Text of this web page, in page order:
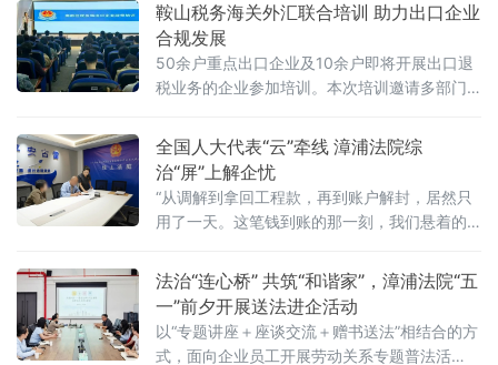
鞍山税务海关外汇联合培训 助力出口企业
合规发展
50余户重点出口企业及10余户即将开展出口退
税业务的企业参加培训。本次培训邀请多部门
操指导性。税务部门围绕2026年出口退税新政
核心变化与延续政策、申报及审核要点进行讲
解，推动新旧政
全国人大代表“云”牵线 漳浦法院综
治“屏”上解企忧
“从调解到拿回工程款，再到账户解封，居然只
用了一天。这笔钱到账的那一刻，我们悬着的
司负责人林某在拿到解除保全裁定书后，长舒
一口气。就在一天前，这家位于福建漳州古雷
港区的石化私企还深陷一场标的额2500万元的
建设工程施工合同纠纷——账户被保全，直接
法治“连心桥” 共筑“和谐家”，漳浦法院“五
一”前夕开展送法进企活动
以“专题讲座＋座谈交流＋赠书送法”相结合的方
式，面向企业员工开展劳动关系专题普法活